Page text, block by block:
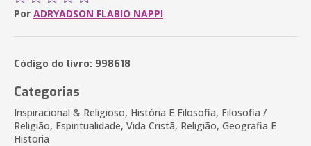
Por ADRYADSON FLABIO NAPPI
Código do livro: 998618
Categorias
Inspiracional & Religioso, História E Filosofia, Filosofia /
Religião, Espiritualidade, Vida Cristã, Religião, Geografia E
Historia